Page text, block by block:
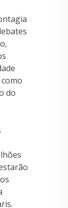
do